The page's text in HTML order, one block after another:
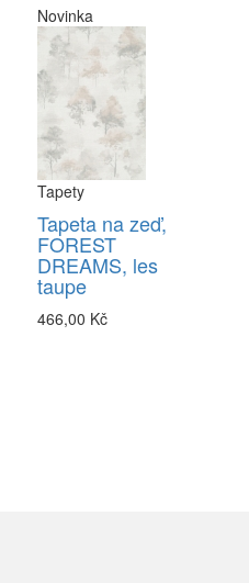
Novinka
Tapety
Tapeta na zeď,
FOREST
DREAMS, les
taupe
466,00 Kč